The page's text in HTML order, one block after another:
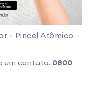
- Pincel Atômico
em contato: 0800